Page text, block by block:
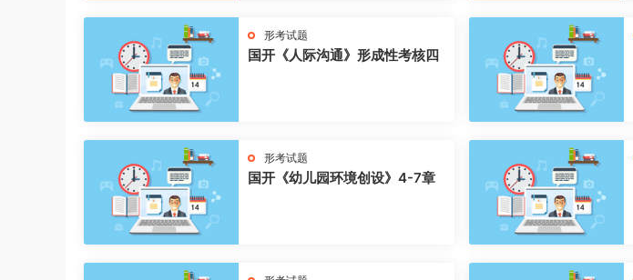
形考试题
国开《人际沟通》形成性考核四
形考试题
国开《幼儿园环境创设》4-7章